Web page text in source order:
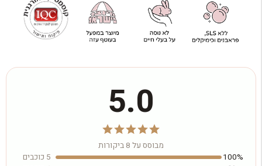
5.0
מבוסס על 8 ביקורות
100%
5 כוכבים